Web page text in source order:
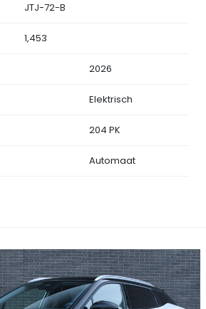
JTJ-72-B
1,453
2026
Elektrisch
204 PK
Automaat